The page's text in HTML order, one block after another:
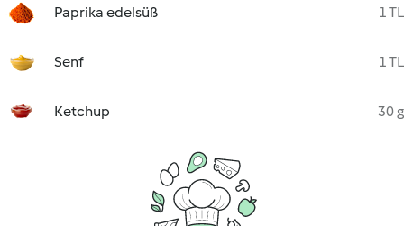
Paprika edelsüß 1 TL
Senf 1 TL
Ketchup 30 g